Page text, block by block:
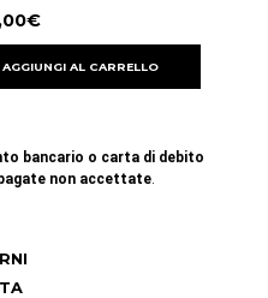
AGGIUNGI AL CARRELLO
bancario o carta di debito
non accettate.